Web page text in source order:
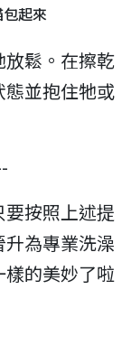
起來
鬆。在擦乾
並抱住牠或
按照上述提
為專業洗澡
的美妙了啦